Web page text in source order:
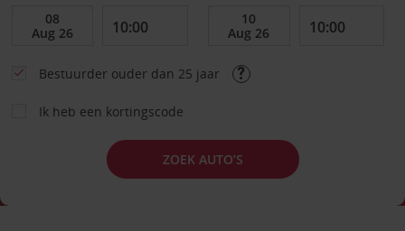
Bestuurder ouder dan 25 jaar
Ik heb een kortingscode
ZOEK AUTO’S